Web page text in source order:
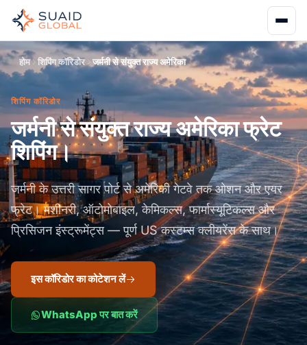
होम शिपिंग कॉरिडोर जर्मनी से संयुक्त राज्य अमेरिका
शिपिंग कॉरिडोर
जर्मनी से संयुक्त राज्य अमेरिका फ्रेट
शिपिंग।
जर्मनी के उत्तरी सागर पोर्ट से अमेरिकी गेटवे तक ओशन और एयर
फ्रेट। मशीनरी, ऑटोमोबाइल, केमिकल्स, फार्मास्यूटिकल्स और
प्रिसिजन इंस्ट्रूमेंट्स — पूर्ण US कस्टम्स क्लीयरेंस के साथ।
इस कॉरिडोर का कोटेशन लें
WhatsApp पर बात करें